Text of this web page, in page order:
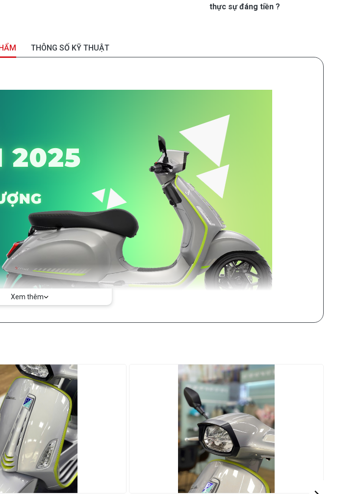
thực sự đáng tiền ?
THÔNG SỐ KỸ THUẬT
loạt nâng cấp tổng thể về cả thiết kế, công nghệ cũng như động cơ. MẫuVespa Sprint
vận hành cũng như trải nghiệm người dùng.
Xem thêm